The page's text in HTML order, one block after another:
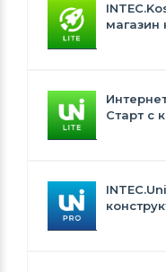
магазин
Старт с